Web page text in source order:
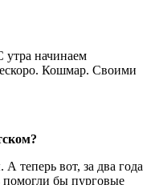
утра начинаем
Кошмар. Своими
теперь вот, за два года
помогли бы пурговые